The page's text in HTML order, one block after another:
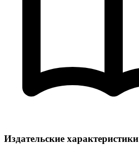
Издательские характеристики